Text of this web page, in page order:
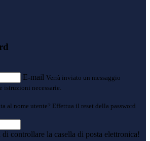
E-mail Verrà inviato un messaggio
necessarie.
al nome utente? Effettua il reset della password
controllare la casella di posta elettronica!